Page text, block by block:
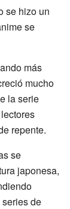
se hizo un
se
más
mucho
la serie
repente.
se
japonesa,
de